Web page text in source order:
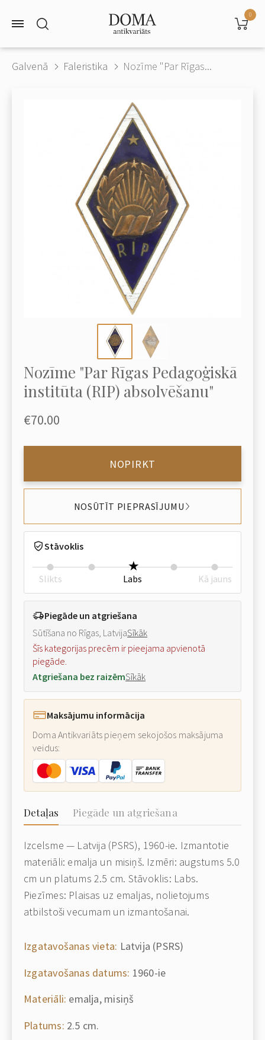
0
Galvenā Faleristika Nozīme "Par Rīgas...
Nozīme "Par Rīgas Pedagoģiskā
institūta (RIP) absolvēšanu"
€70.00
NOPIRKT
NOSŪTĪT PIEPRASĪJUMU
Stāvoklis
Slikts Labs Kā jauns
Piegāde un atgriešana
Sūtīšana no Rīgas, LatvijaSīkāk
Šīs kategorijas precēm ir pieejama apvienotā
piegāde.
Atgriešana bez raizēmSīkāk
Maksājumu informācija
Doma Antikvariāts pieņem sekojošos maksājuma
veidus:
Detaļas Piegāde un atgriešana
Izcelsme — Latvija (PSRS), 1960-ie. Izmantotie
materiāli: emalja un misiņš. Izmēri: augstums 5.0
cm un platums 2.5 cm. Stāvoklis: Labs.
Piezīmes: Plaisas uz emaljas, nolietojums
atbilstoši vecumam un izmantošanai.
Izgatavošanas vieta: Latvija (PSRS)
Izgatavošanas datums: 1960-ie
Materiāli: emalja, misiņš
Platums: 2.5 cm.